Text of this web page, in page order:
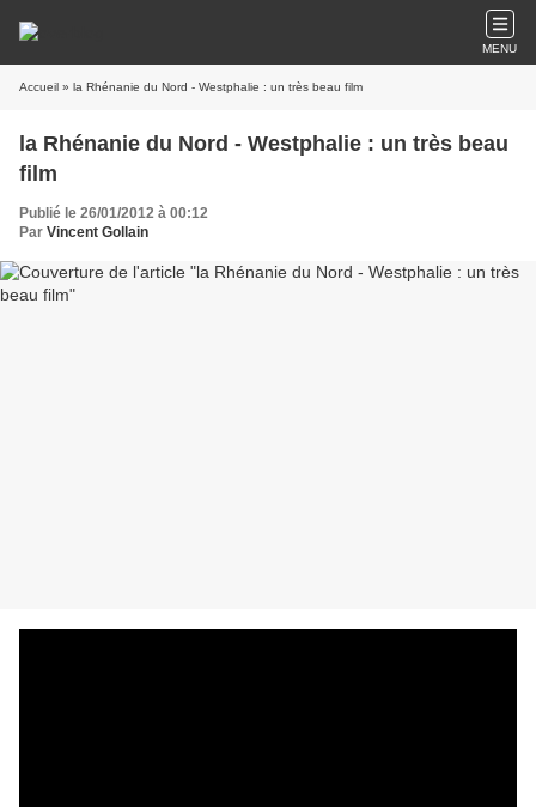
MENU
Accueil » la Rhénanie du Nord - Westphalie : un très beau film
la Rhénanie du Nord - Westphalie : un très beau
film
Publié le 26/01/2012 à 00:12
Par Vincent Gollain